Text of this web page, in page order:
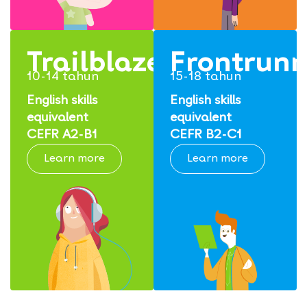
Trailblazers
10-14 tahun
English skills
equivalent
CEFR A2-B1
Learn more
15-18 tahun
English skills
equivalent
CEFR B2-C1
Learn more